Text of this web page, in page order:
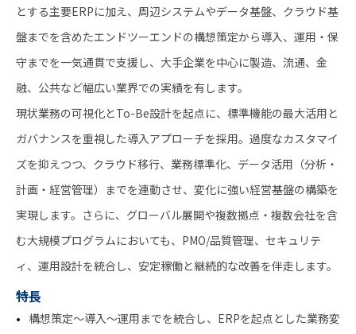
とする主要ERPに加え、周辺システムやデータ基盤、クラウド基
盤までを含めたエンドツーエンドの構想策定から導入、運用・保
守までを一気通貫で支援し、大手企業を中心に製造、流通、金
融、公共など幅広い業界での実績を有します。
現状業務の可視化とTo-Be設計を起点に、標準機能の最大活用と
ガバナンスを重視した導入アプローチを採用。過度なカスタマイ
ズを抑えつつ、クラウド移行、業務標準化、データ活用（分析・
計画・経営管理）までを連動させ、変化に強い経営基盤の構築を
実現します。さらに、グローバル展開や複数拠点・複数会社を含
む大規模プログラムにおいても、PMO/品質管理、セキュリテ
ィ、運用設計を統合し、安定稼働と継続的な改善を伴走します。
特長
構想策定〜導入〜運用までを統合し、ERPを起点とした業務変